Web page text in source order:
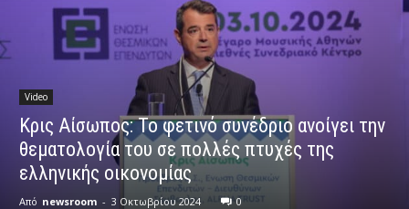
Video
Κρις Αίσωπος: Το φετινό συνέδριο ανοίγει την
θεματολογία του σε πολλές πτυχές της
ελληνικής οικονομίας
Από newsroom - 3 Οκτωβρίου 2024 0